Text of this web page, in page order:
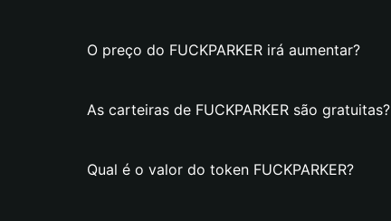
O preço do FUCKPARKER irá aumentar?
As carteiras de FUCKPARKER são gratuitas?
Qual é o valor do token FUCKPARKER?